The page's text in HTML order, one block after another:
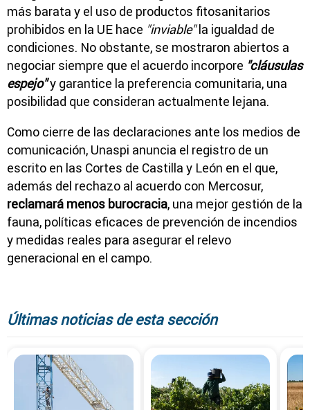
más barata y el uso de productos fitosanitarios
prohibidos en la UE hace "inviable"la igualdad de
condiciones. No obstante, se mostraron abiertos a
negociar siempre que el acuerdo incorpore "cláusulas
espejo"y garantice la preferencia comunitaria, una
posibilidad que consideran actualmente lejana.
Como cierre de las declaraciones ante los medios de
comunicación, Unaspi anuncia el registro de un
escrito en las Cortes de Castilla y León en el que,
además del rechazo al acuerdo con Mercosur,
reclamará menos burocracia, una mejor gestión de la
fauna, políticas eficaces de prevención de incendios
y medidas reales para asegurar el relevo
generacional en el campo.
Últimas noticias de esta sección